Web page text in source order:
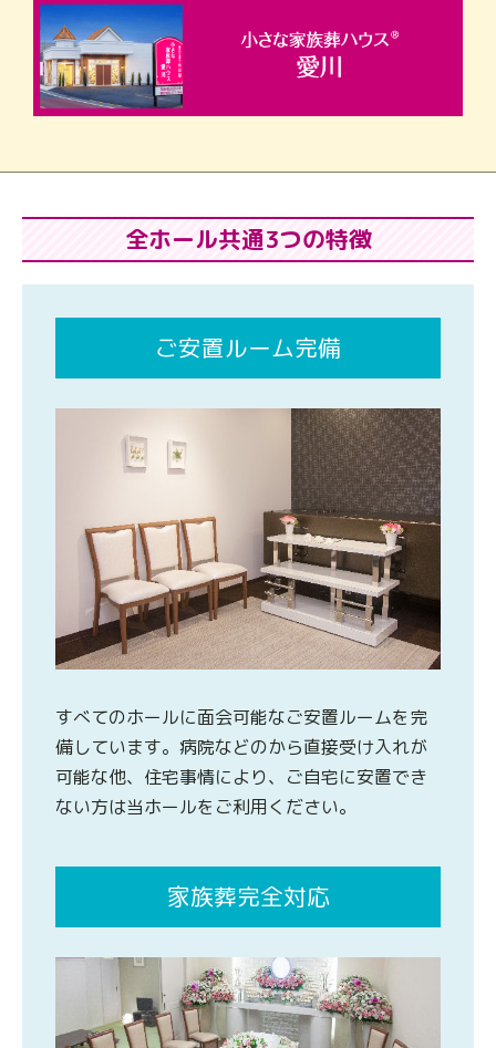
全ホール共通3つの特徴
ご安置ルーム完備
すべてのホールに面会可能なご安置ルームを完
備しています。病院などのから直接受け入れが
可能な他、住宅事情により、ご自宅に安置でき
ない方は当ホールをご利用ください。
家族葬完全対応